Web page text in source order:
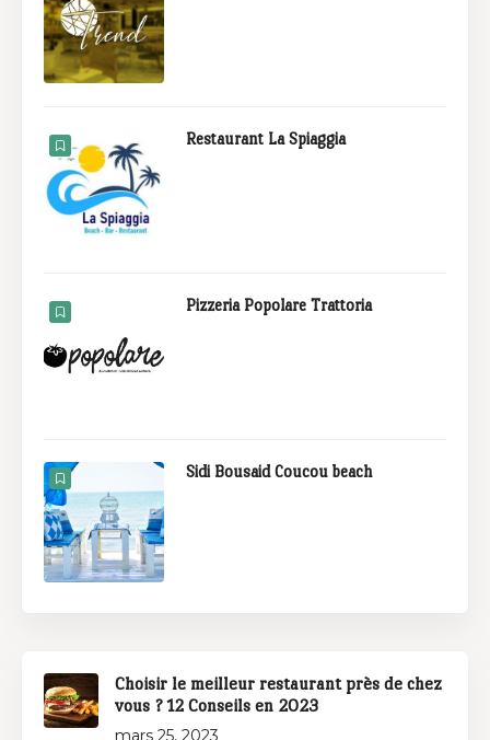
Restaurant La Spiaggia
Pizzeria Popolare Trattoria
Sidi Bousaid Coucou beach
Choisir le meilleur restaurant près de chez
vous ? 12 Conseils en 2023
mars 25, 2023